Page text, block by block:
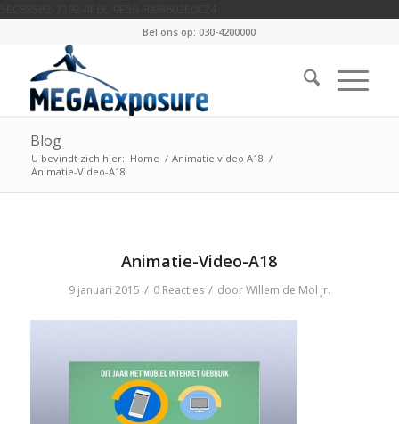
Bel ons op: 030-4200000
Blog
U bevindt zich hier: Home / Animatie video A18 /
Animatie-Video-A18
Animatie-Video-A18
9 januari 2015 / 0 Reacties / doorWillem de Mol jr.